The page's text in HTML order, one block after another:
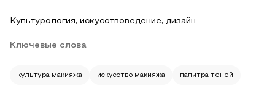
Культурология, искусствоведение, дизайн
Ключевые слова
культура макияжа искусство макияжа палитра теней